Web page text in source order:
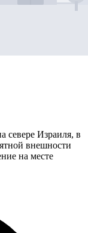
севере Израиля, в
внешности
на месте